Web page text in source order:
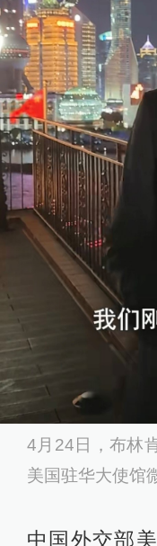
4月24日，布林
美国驻华大使馆
中国外交部